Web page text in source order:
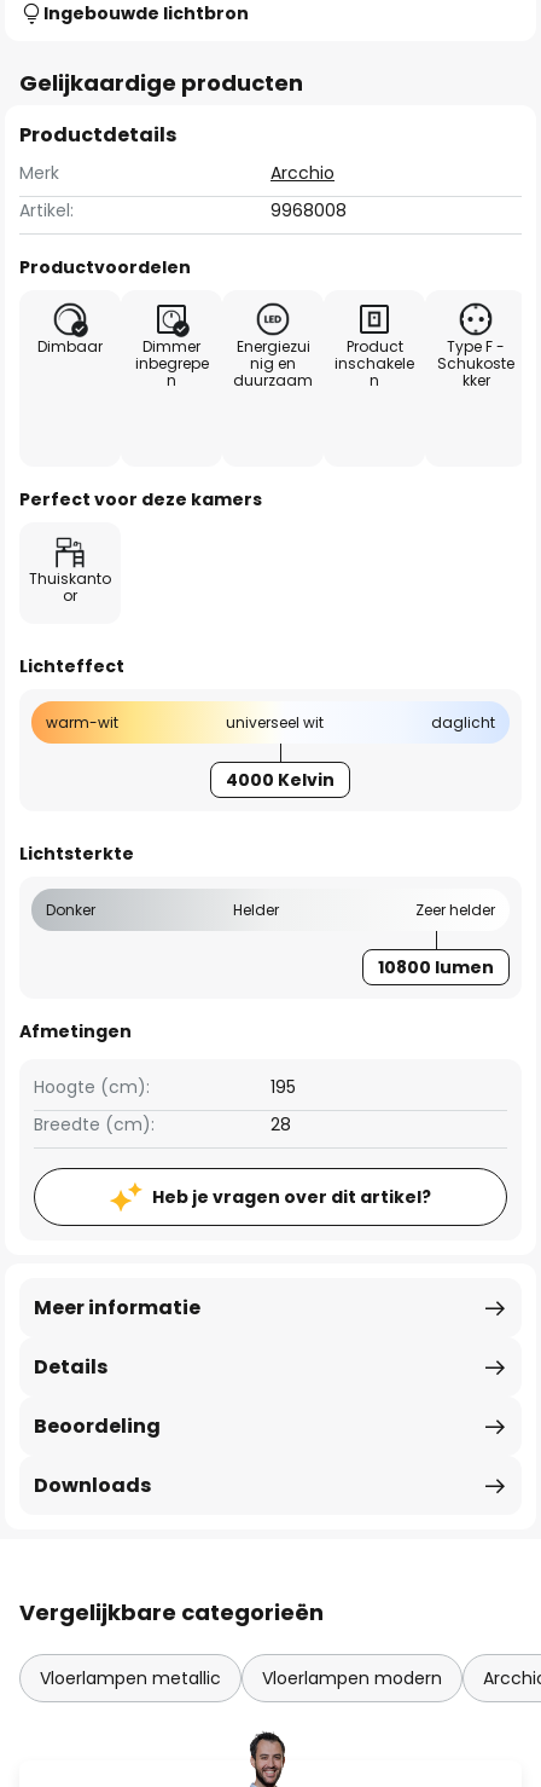
Ingebouwde lichtbron
Gelijkaardige producten
Productdetails
Merk
Arcchio
Artikel:
9968008
Productvoordelen
Dimbaar
Dimmer
inbegrepe
n
Energiezui
nig en
duurzaam
Product
inschakele
n
Type F -
Schukoste
kker
Perfect voor deze kamers
Thuiskanto
or
Lichteffect
warm-wit universeel wit daglicht
4000 Kelvin
Lichtsterkte
Donker Helder Zeer helder
10800 lumen
Afmetingen
Breedte (cm): 28
Hoogte (cm): 195
Heb je vragen over dit artikel?
Details
Meer informatie
Beoordeling
Downloads
Vergelijkbare categorieën
Vloerlampen metallic Vloerlampen modern